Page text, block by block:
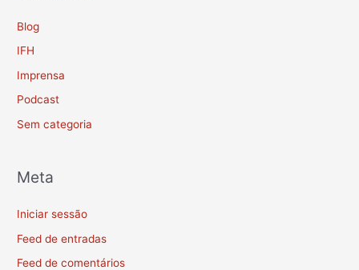
Blog
IFH
Imprensa
Podcast
Sem categoria
Meta
Iniciar sessão
Feed de entradas
Feed de comentários